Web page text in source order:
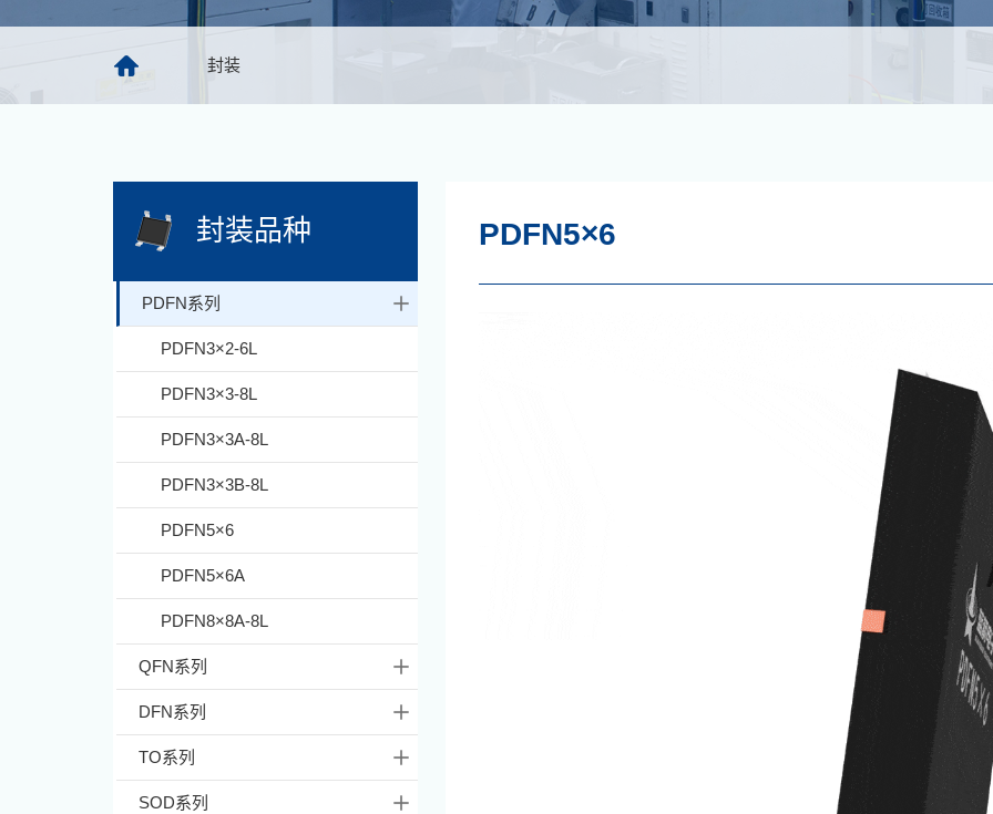
封装
封装品种
PDFN系列
PDFN3×2-6L
PDFN3×3-8L
PDFN3×3A-8L
PDFN3×3B-8L
PDFN5×6
PDFN5×6A
PDFN8×8A-8L
QFN系列
DFN系列
TO系列
SOD系列
PDFN5×6